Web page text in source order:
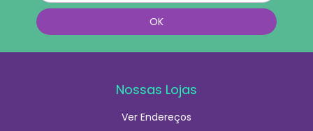
Nossas Lojas
Ver Endereços